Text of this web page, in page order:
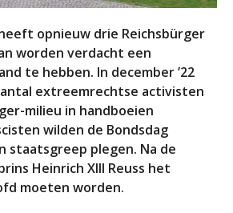
opnieuw drie Reichsbürger
worden verdacht een
te hebben. In december ’22
extreemrechtse activisten
milieu in handboeien
wilden de Bondsdag
staatsgreep plegen. Na de
Heinrich XIII Reuss het
moeten worden.